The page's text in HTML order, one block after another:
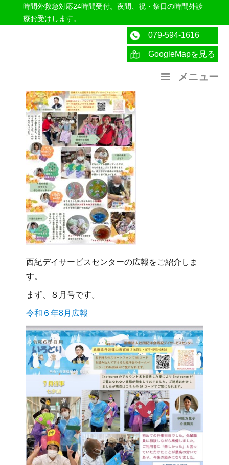
時間外救急対応24時間受付。夜間、祝・祭日の時間外診
療お受けします。
医療法人社団紀洋会 公式サイト
079-594-1616
GoogleMapを見る
メニュー
西紀デイサービスセンターの広報をご紹介しま
す。
まず、８月号です。
令和６年8月広報